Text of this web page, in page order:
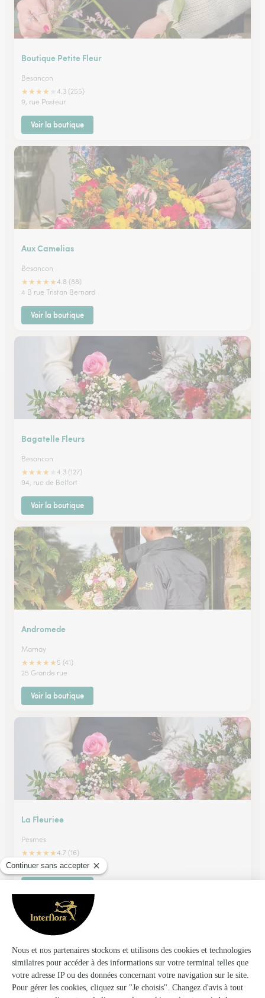
Boutique Petite Fleur
Besancon
★★★★
4.3 (255)
9, rue Pasteur
Voir la boutique
Aux Camelias
Besancon
★★★★★4.8 (88)
4 B rue Tristan Bernard
Voir la boutique
Bagatelle Fleurs
Besancon
★★★★
4.3 (127)
94, rue de Belfort
Voir la boutique
Andromede
Marnay
★★★★★ 5 (41)
25 Grande rue
Voir la boutique
La Fleuriee
Pesmes
★★★★★4.7 (16)
16 Grande Rue